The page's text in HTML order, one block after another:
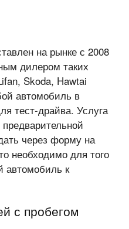
на рынке с 2008
дилером таких
Skoda, Hawtai
автомобиль в
тест-драйва. Услуга
через форму на
необходимо для того
автомобиль к
с пробегом